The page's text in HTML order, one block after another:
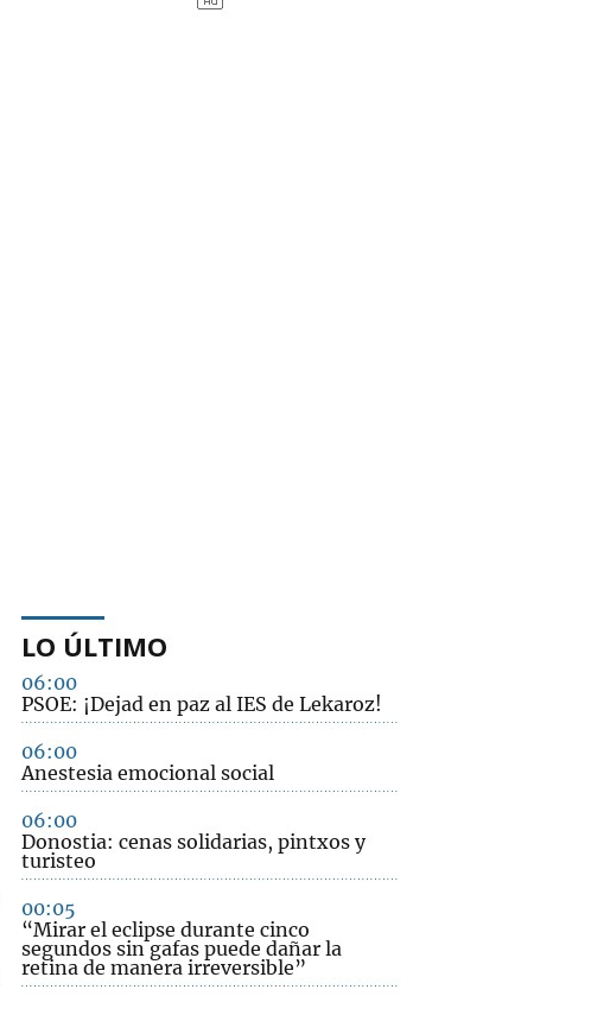
LO ÚLTIMO
06:00
PSOE: ¡Dejad en paz al IES de Lekaroz!
06:00
Anestesia emocional social
06:00
Donostia: cenas solidarias, pintxos y
turisteo
00:05
“Mirar el eclipse durante cinco
segundos sin gafas puede dañar la
retina de manera irreversible”